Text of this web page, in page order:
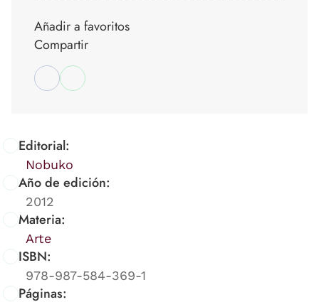
Editorial:
Nobuko
Año de edición:
2012
Materia:
Arte
ISBN:
978-987-584-369-1
Páginas:
Añadir a favoritos
Compartir